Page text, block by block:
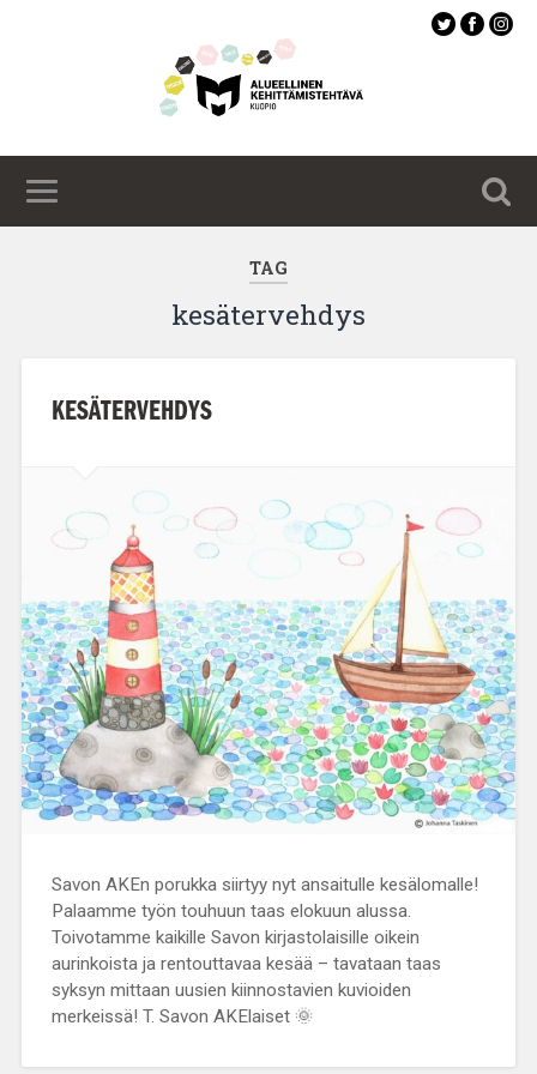
TAG
kesätervehdys
KESÄTERVEHDYS
Savon AKEn porukka siirtyy nyt ansaitulle kesälomalle!
Palaamme työn touhuun taas elokuun alussa.
Toivotamme kaikille Savon kirjastolaisille oikein
aurinkoista ja rentouttavaa kesää – tavataan taas
syksyn mittaan uusien kiinnostavien kuvioiden
merkeissä! T. Savon AKElaiset 🌞